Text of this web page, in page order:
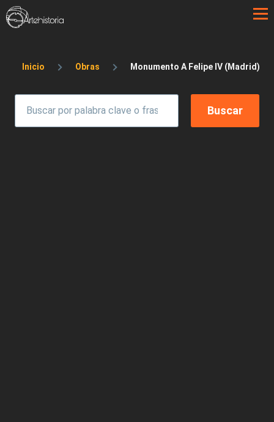
Pasar al contenido principal
Sobrescribir enlaces de ayuda a la
Inicio Obras Monumento A Felipe IV (Madrid)